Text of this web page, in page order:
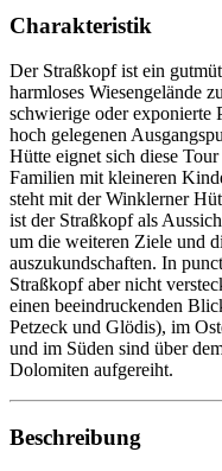
Charakteristik
Der Straßkopf ist ein
harmloses Wiesengelände
schwierige oder exponierte
hoch gelegenen
Hütte eignet sich diese
Familien mit kleineren
steht mit der Winklerner
ist der Straßkopf als
um die weiteren Ziele und
auszukundschaften. In
Straßkopf aber nicht
einen beeindruckenden
Petzeck und Glödis), im
und im Süden sind über
Dolomiten aufgereiht.
Beschreibung